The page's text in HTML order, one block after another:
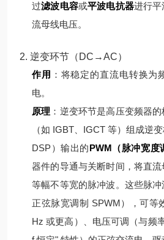
过滤波电容或平波电抗器进行平
流母线电压。
2. 逆变环节（DC→AC）
作用 ：将稳定的直流电转换为
电。
原理 ： 逆变环节是高压变频器
（如 IGBT、IGCT 等）组成逆
DSP）输出的PWM（脉冲宽度
器件的导通与关断时间，将直
等幅不等宽的脉冲波。 这些脉
正弦脉宽调制 SPWM），可等
Hz 或更高）、电压可调（与频